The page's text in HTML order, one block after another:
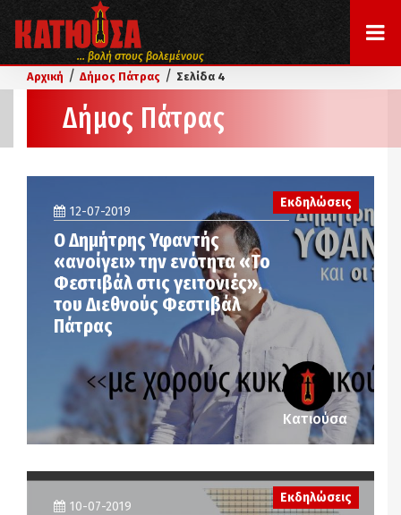
... βολή στους βολεμένους
Αρχική / Δήμος Πάτρας / Σελίδα 4
Δήμος Πάτρας
Εκδηλώσεις
12-07-2019
Ο Δημήτρης Υφαντής
«ανοίγει» την ενότητα «Το
Φεστιβάλ στις γειτονιές»,
του Διεθνούς Φεστιβάλ
Πάτρας
Κατιούσα
10-07-2019
Εκδηλώσεις